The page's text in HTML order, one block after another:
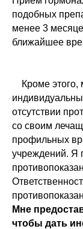
подобных
менее 3
ближайшее
Кроме этого,
отсутствии
со своим
профильных
учреждений. Я
Мне
чтобы дать